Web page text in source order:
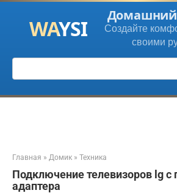
Перейти
контенту
Домашний
Создайте
своими
Поиск:
Главная » Домик » Техника
Подключение телевизоров lg
адаптера